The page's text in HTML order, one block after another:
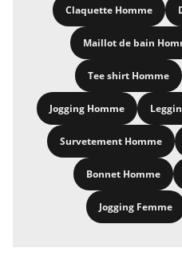
Claquette Homme
Maillot de bain
Tee shirt Homme
Jogging Homme
Survetement Homme
Bonnet Homme
Jogging Femme